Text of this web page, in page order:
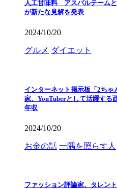
人工甘味料 アスパルテーム
が新たな見解を発表
2024/10/20
グルメ ダイエット
インターネット掲示板「2ち
家、YouTuberとして活躍する
年収
2024/10/20
お金の話 一隅を照らす人
ファッション評論家、タレン